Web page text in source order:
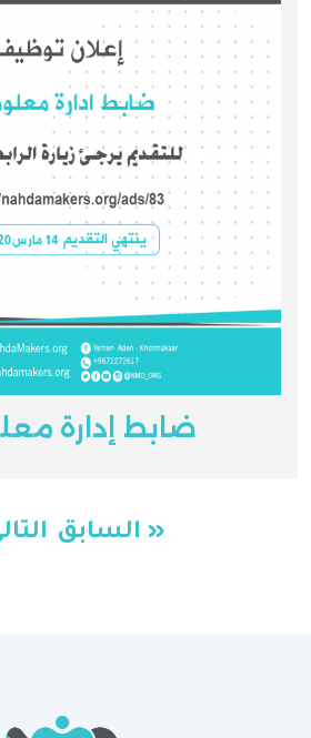
ضابط إدارة
« السابق